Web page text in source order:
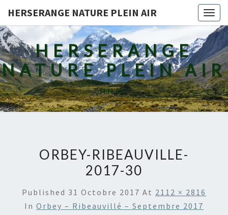
HERSERANGE NATURE PLEIN AIR
HERSERANGE
NATURE PLEIN AIR
H.N.P.A.
ORBEY-RIBEAUVILLE-
2017-30
Published 31 Octobre 2017 At 2112 × 2816
In Orbey – Ribeauvillé – Septembre 2017